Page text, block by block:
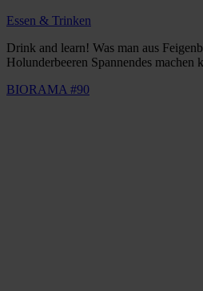
Essen & Trinken
Drink and learn! Was man aus
Holunderbeeren Spannendes machen
BIORAMA #90